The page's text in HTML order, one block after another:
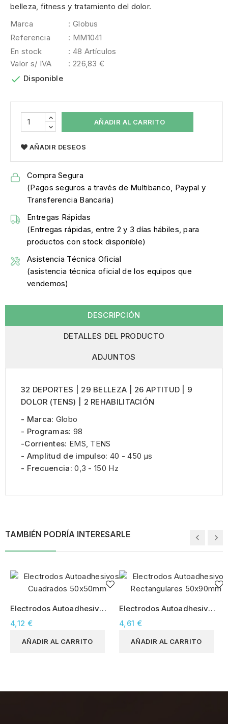
belleza, fitness y tratamiento del dolor.
Marca
: Globus
Referencia
: MM1041
En stock
: 48 Artículos
Valor s/ IVA
: 226,83 €
 Disponible
AÑADIR AL CARRITO
AÑADIR DESEOS
Compra Segura
(Pagos seguros a través de Multibanco, Paypal y
Transferencia Bancaria)
Entregas Rápidas
(Entregas rápidas, entre 2 y 3 días hábiles, para
productos con stock disponible)
Asistencia Técnica Oficial
(asistencia técnica oficial de los equipos que
vendemos)
DESCRIPCIÓN
DETALLES DEL PRODUCTO
ADJUNTOS
32 DEPORTES | 29 BELLEZA | 26 APTITUD | 9
DOLOR (TENS) | 2 REHABILITACIÓN
- Marca: Globo
- Programas: 98
-Corrientes: EMS, TENS
- Amplitud de impulso: 40 - 450 μs
- Frecuencia: 0,3 - 150 Hz
TAMBIÉN PODRÍA INTERESARLE
Electrodos Autoadhesivos
Cuadrados 50x50mm
4,12 €
AÑADIR AL CARRITO
Electrodos Autoadhesivos
Rectangulares 50x90mm
4,61 €
AÑADIR AL CARRITO